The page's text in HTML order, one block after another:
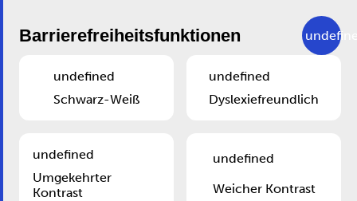
Spielplatz auf der Esplanade
Barrierefreiheitsfunktionen
undefined
Schwarz-Weiß
undefined
Dyslexiefreundlich
undefined
Umgekehrter
Kontrast
undefined
Weicher Kontrast